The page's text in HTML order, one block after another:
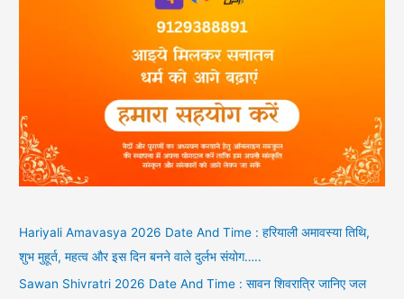
Hariyali Amavasya 2026 Date And Time : हरियाली अमावस्या तिथि,
शुभ मुहूर्त, महत्व और इस दिन बनने वाले दुर्लभ संयोग…..
Sawan Shivratri 2026 Date And Time : सावन शिवरात्रि जानिए जल